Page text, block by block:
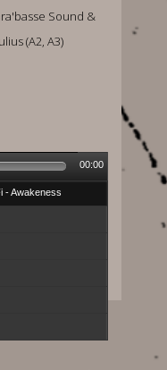
Sound &
(A2, A3)
- Awakeness
00:00